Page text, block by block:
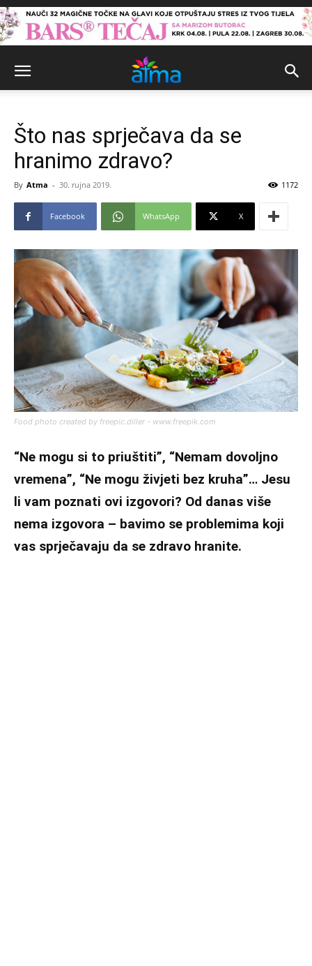
Što nas sprječava da se
hranimo zdravo?
By Atma - 30. rujna 2019. 1172
Facebook WhatsApp X
Food photo created by freepic.diller - www.freepik.com
“Ne mogu si to priuštiti”, “Nemam dovoljno
vremena”, “Ne mogu živjeti bez kruha”… Jesu
li vam poznati ovi izgovori? Od danas više
nema izgovora – bavimo se problemima koji
vas sprječavaju da se zdravo hranite.